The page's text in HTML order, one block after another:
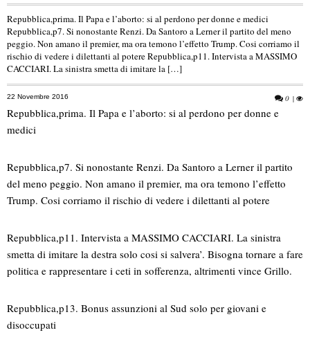
Repubblica,prima. Il Papa e l’aborto: si al perdono per donne e medici
Repubblica,p7. Si nonostante Renzi. Da Santoro a Lerner il partito del meno
peggio. Non amano il premier, ma ora temono l’effetto Trump. Cosi corriamo il
rischio di vedere i dilettanti al potere Repubblica,p11. Intervista a MASSIMO
CACCIARI. La sinistra smetta di imitare la […]
22 Novembre 2016 0 |
Repubblica,prima. Il Papa e l’aborto: si al perdono per donne e
medici
Repubblica,p7. Si nonostante Renzi. Da Santoro a Lerner il partito
del meno peggio. Non amano il premier, ma ora temono l’effetto
Trump. Cosi corriamo il rischio di vedere i dilettanti al potere
Repubblica,p11. Intervista a MASSIMO CACCIARI. La sinistra
smetta di imitare la destra solo cosi si salvera’. Bisogna tornare a fare
politica e rappresentare i ceti in sofferenza, altrimenti vince Grillo.
Repubblica,p13. Bonus assunzioni al Sud solo per giovani e
disoccupati